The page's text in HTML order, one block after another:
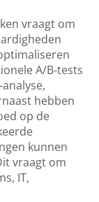
vraagt om
A/B-tests
hebben
op de
kunnen
vraagt om
IT,